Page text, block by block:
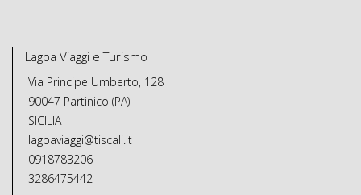
Lagoa Viaggi e Turismo
Via Principe Umberto, 128
90047 Partinico (PA)
SICILIA
lagoaviaggi@tiscali.it
0918783206
3286475442